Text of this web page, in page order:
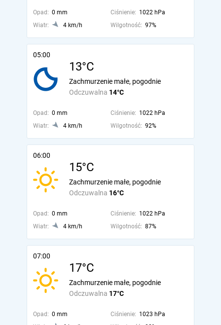
Opad: 0 mm Ciśnienie: 1022 hPa
Wiatr:
4 km/h Wilgotność: 97%
05:00
13°C
Odczuwalna 14°C
Zachmurzenie małe, pogodnie
Opad: 0 mm Ciśnienie: 1022 hPa
Wiatr:
4 km/h Wilgotność: 92%
06:00
15°C
Odczuwalna 16°C
Zachmurzenie małe, pogodnie
Opad: 0 mm Ciśnienie: 1022 hPa
Wiatr:
4 km/h Wilgotność: 87%
07:00
17°C
Odczuwalna 17°C
Zachmurzenie małe, pogodnie
Opad: 0 mm Ciśnienie: 1023 hPa